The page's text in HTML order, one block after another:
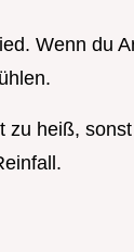
Wenn du
heiß,